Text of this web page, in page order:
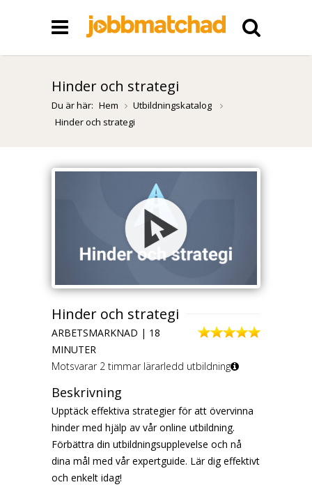
Hinder och strategi
Du är här: Hem
Utbildningskatalog
Hinder och strategi
Hinder och strategi
ARBETSMARKNAD | 18
MINUTER
Motsvarar 2 timmar lärarledd utbildning
Beskrivning
Upptäck effektiva strategier för att övervinna
hinder med hjälp av vår online utbildning.
Förbättra din utbildningsupplevelse och nå
dina mål med vår expertguide. Lär dig effektivt
och enkelt idag!